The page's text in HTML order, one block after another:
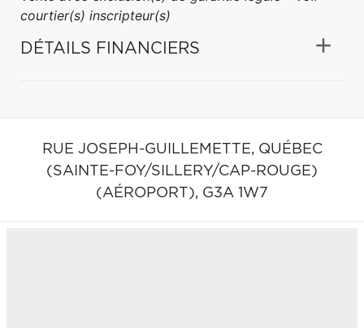
courtier(s) inscripteur(s)
DÉTAILS FINANCIERS
RUE JOSEPH-GUILLEMETTE, QUÉBEC
(SAINTE-FOY/SILLERY/CAP-ROUGE)
(AÉROPORT), G3A 1W7